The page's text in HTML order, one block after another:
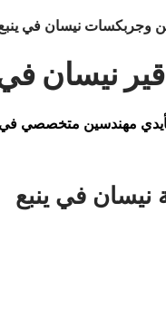
وجربكسات نيسان في
نيسان في
مهندسين متخصصي في
نيسان في ينبع